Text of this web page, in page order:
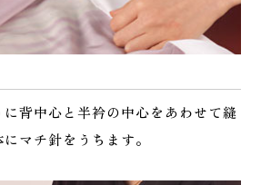
背中心と半衿の中心をあわせて縫
マチ針をうちます。